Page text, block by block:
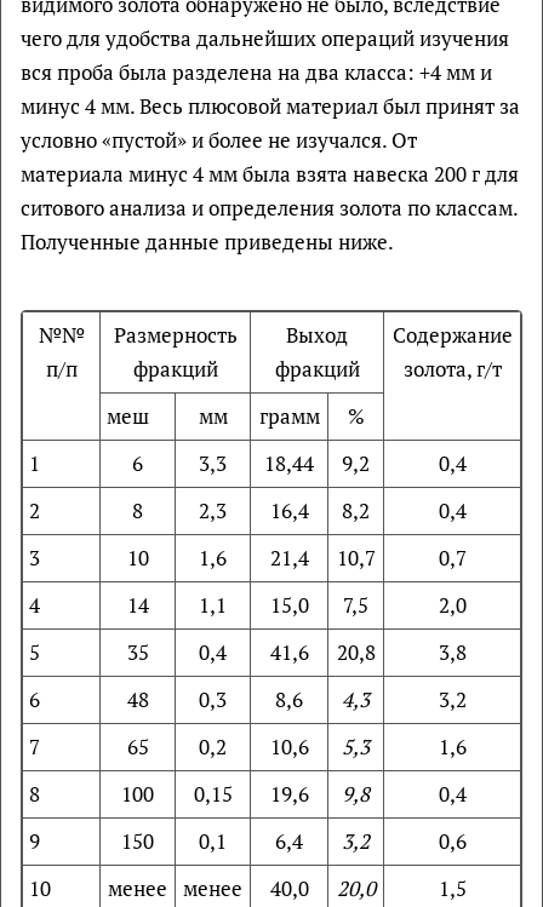
чего для удобства дальнейших операций изучения
вся проба была разделена на два класса: +4 мм и
минус 4 мм. Весь плюсовой материал был принят за
условно «пустой» и более не изучался. От
материала минус 4 мм была взята навеска 200 г для
ситового анализа и определения золота по классам.
Полученные данные приведены ниже.
№№
п/п
Размерность
фракций
Выход
фракций
Содержание
золота, г/т
меш
мм грамм
%
1
6 3,3 18,44 9,2
0,4
2
8 2,3 16,4 8,2
0,4
3
10 1,6 21,4 10,7
0,7
4
14 1,1 15,0 7,5
2,0
5
35 0,4 41,6 20,8
3,8
6
48 0,3 8,6 4,3
3,2
7
65 0,2 10,6 5,3
1,6
8
100 0,15 19,6 9,8
0,4
9
150 0,1 6,4 3,2
0,6
10
менее
менее
40,0 20,0 1,5